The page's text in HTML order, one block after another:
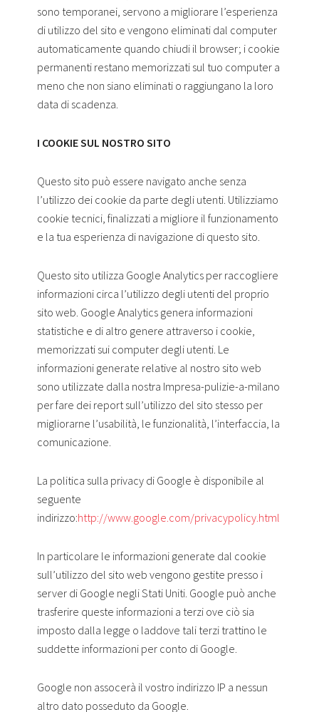
sono temporanei, servono a migliorare l’esperienza
di utilizzo del sito e vengono eliminati dal computer
automaticamente quando chiudi il browser; i cookie
permanenti restano memorizzati sul tuo computer a
meno che non siano eliminati o raggiungano la loro
data di scadenza.
I COOKIE SUL NOSTRO SITO
Questo sito può essere navigato anche senza
l’utilizzo dei cookie da parte degli utenti. Utilizziamo
cookie tecnici, finalizzati a migliore il funzionamento
e la tua esperienza di navigazione di questo sito.
Questo sito utilizza Google Analytics per raccogliere
informazioni circa l’utilizzo degli utenti del proprio
sito web. Google Analytics genera informazioni
statistiche e di altro genere attraverso i cookie,
memorizzati sui computer degli utenti. Le
informazioni generate relative al nostro sito web
sono utilizzate dalla nostra Impresa-pulizie-a-milano
per fare dei report sull’utilizzo del sito stesso per
migliorarne l’usabilità, le funzionalità, l’interfaccia, la
comunicazione.
La politica sulla privacy di Google è disponibile al
seguente
indirizzo:http://www.google.com/privacypolicy.html
In particolare le informazioni generate dal cookie
sull’utilizzo del sito web vengono gestite presso i
server di Google negli Stati Uniti. Google può anche
trasferire queste informazioni a terzi ove ciò sia
imposto dalla legge o laddove tali terzi trattino le
suddette informazioni per conto di Google.
Google non assocerà il vostro indirizzo IP a nessun
altro dato posseduto da Google.